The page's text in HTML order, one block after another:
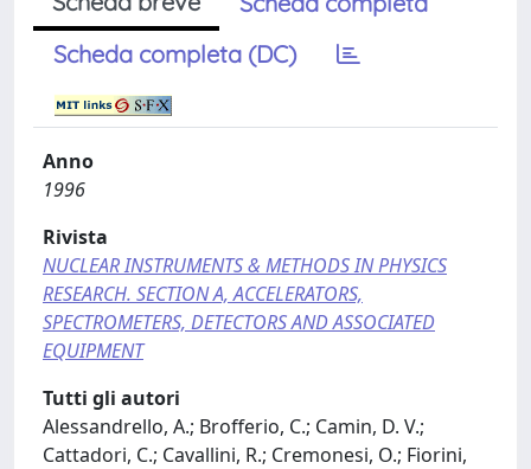
Scheda completa (DC)
Anno
1996
Rivista
NUCLEAR INSTRUMENTS & METHODS IN PHYSICS
RESEARCH. SECTION A, ACCELERATORS,
SPECTROMETERS, DETECTORS AND ASSOCIATED
EQUIPMENT
Tutti gli autori
Alessandrello, A.; Brofferio, C.; Camin, D. V.;
Cattadori, C.; Cavallini, R.; Cremonesi, O.; Fiorini,